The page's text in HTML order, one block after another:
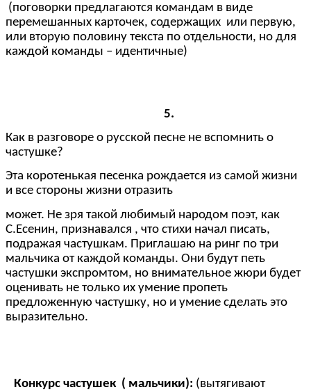
(поговорки предлагаются командам в виде
перемешанных карточек, содержащих или первую,
или вторую половину текста по отдельности, но для
каждой команды – идентичные)
5.
Как в разговоре о русской песне не вспомнить о
частушке?
Эта коротенькая песенка рождается из самой жизни
и все стороны жизни отразить
может. Не зря такой любимый народом поэт, как
С.Есенин, признавался , что стихи начал писать,
подражая частушкам. Приглашаю на ринг по три
мальчика от каждой команды. Они будут петь
частушки экспромтом, но внимательное жюри будет
оценивать не только их умение пропеть
предложенную частушку, но и умение сделать это
выразительно.
Конкурс частушек ( мальчики): (вытягивают